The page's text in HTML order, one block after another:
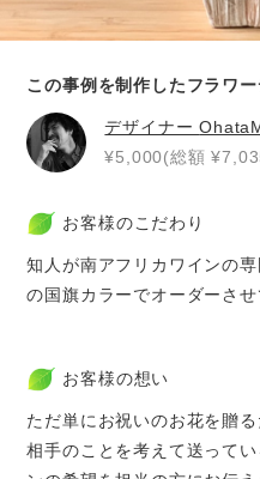
この事例を制作したフラワ
デザイナー
¥5,000(総額
お客様のこだわり
知人が南アフリカワインの
の国旗カラーでオーダーさせ
お客様の想い
ただ単にお祝いのお花を贈る
相手のことを考えて送って